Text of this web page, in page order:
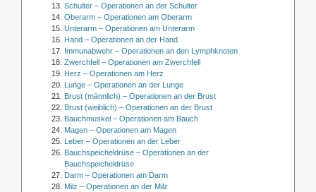
Schulter – Operationen an der Schulter
Oberarm – Operationen am Oberarm
Unterarm – Operationen am Unterarm
Hand – Operationen an der Hand
Immunabwehr – Operationen an den Lymphknoten
Zwerchfell – Operationen am Zwerchfell
Herz – Operationen am Herz
Lunge – Operationen an der Lunge
Brust (männlich) – Operationen an der Brust
Brust (weiblich) – Operationen an der Brust
Bauchmuskel – Operationen am Bauch
Magen – Operationen am Magen
Leber – Operationen an der Leber
Bauchspeicheldrüse – Operationen an der
Bauchspeicheldrüse
Darm – Operationen am Darm
Milz – Operationen an der Milz